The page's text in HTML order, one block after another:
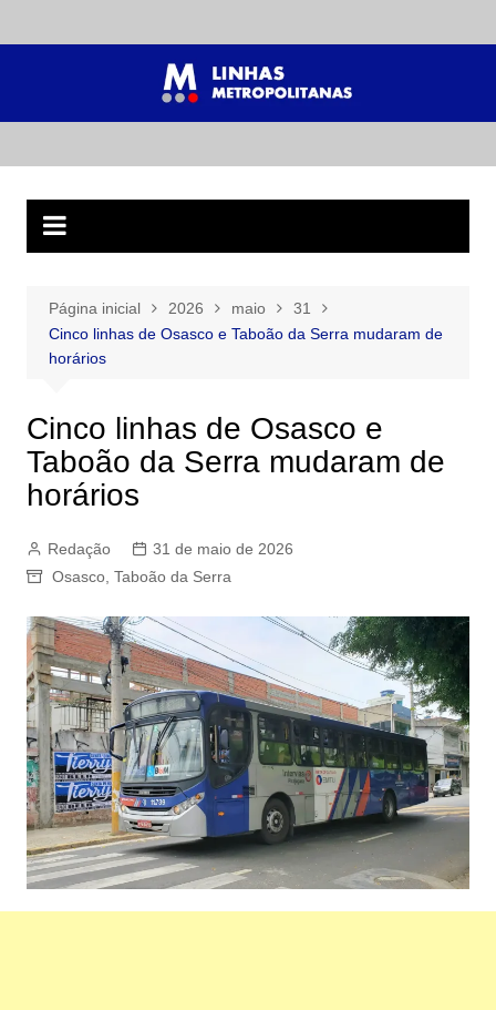
para
Página inicial 2026 maio
31
Cinco linhas de Osasco e Taboão da Serra mudaram de
horários
Cinco linhas de Osasco e
Taboão da Serra mudaram de
horários
Redação
31 de maio de 2026
Osasco, Taboão da Serra